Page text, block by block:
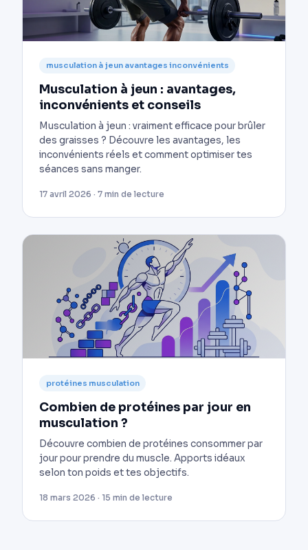
musculation à jeun avantages inconvénients
Musculation à jeun : avantages,
inconvénients et conseils
Musculation à jeun : vraiment efficace pour brûler
des graisses ? Découvre les avantages, les
inconvénients réels et comment optimiser tes
séances sans manger.
17 avril 2026 · 7 min de lecture
protéines musculation
Combien de protéines par jour en
musculation ?
Découvre combien de protéines consommer par
jour pour prendre du muscle. Apports idéaux
selon ton poids et tes objectifs.
18 mars 2026 · 15 min de lecture